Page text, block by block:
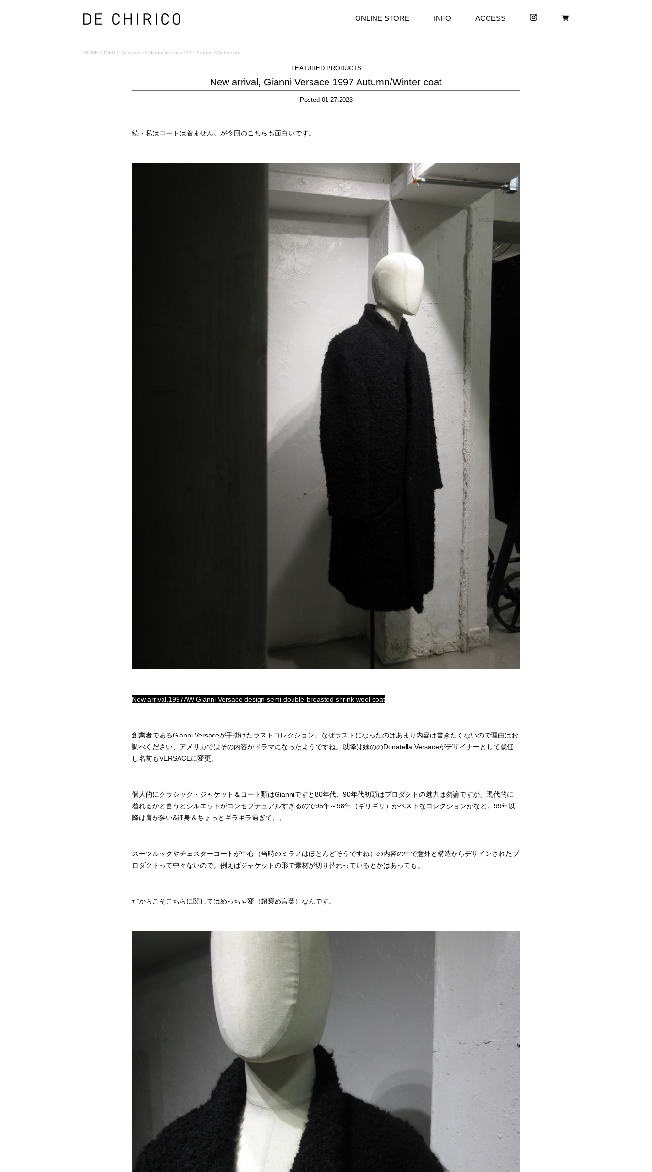
ONLINE STORE INFO ACCESS
HOME > INFO > New arrival, Gianni Versace 1997 Autumn/Winter coat
FEATURED PRODUCTS
New arrival, Gianni Versace 1997 Autumn/Winter coat
Posted 01 27.2023
続・私はコートは着ません。が今回のこちらも面白いです。
New arrival,1997AW Gianni Versace design semi double-breasted shrink wool coat
創業者であるGianni Versaceが手掛けたラストコレクション。なぜラストになったのはあまり内容は書きたくないので理由はお
調べください、アメリカではその内容がドラマになったようですね。以降は妹ののDonatella Versaceがデザイナーとして就任
し名前もVERSACEに変更。
個人的にクラシック・ジャケット＆コート類はGianniですと80年代、90年代初頭はプロダクトの魅力は勿論ですが、現代的に
着れるかと言うとシルエットがコンセプチュアルすぎるので95年～98年（ギリギリ）がベストなコレクションかなと。99年以
降は肩が狭い&細身＆ちょっとギラギラ過ぎて。。
スーツルックやチェスターコートが中心（当時のミラノはほとんどそうですね）の内容の中で意外と構造からデザインされたプ
ロダクトって中々ないので。例えばジャケットの形で素材が切り替わっているとかはあっても。
だからこそこちらに関してはめっちゃ変（超褒め言葉）なんです。